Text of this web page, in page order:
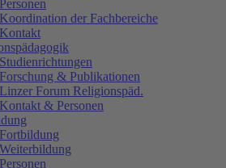
Personen
Koordination der Fachbereiche
Kontakt
Studienrichtungen
Forschung & Publikationen
Linzer Forum Religionspäd.
Kontakt & Personen
Fortbildung
Weiterbildung
Personen